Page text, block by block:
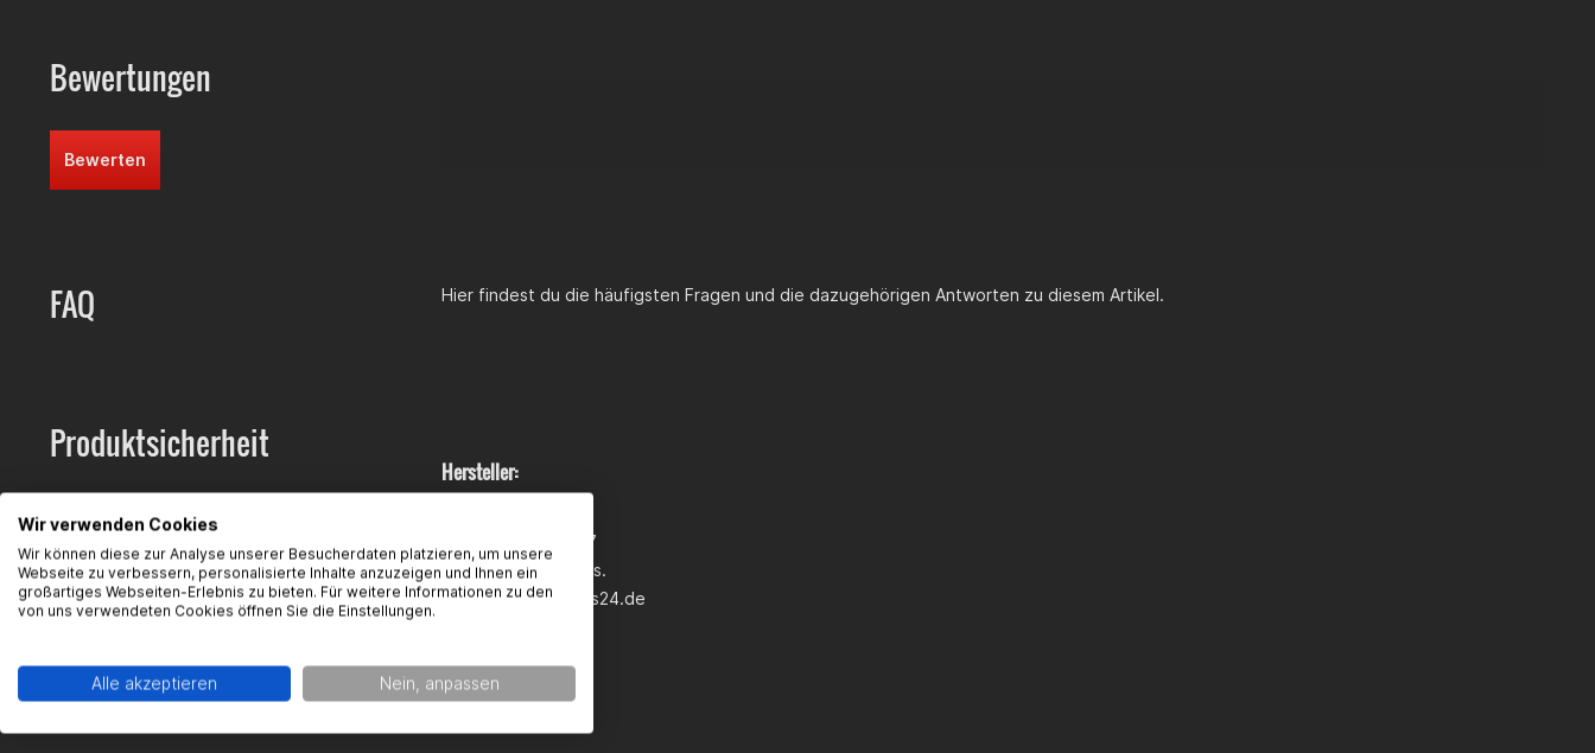
Bewertungen
Bewerten
FAQ Hier findest du die häufigsten Fragen und die dazugehörigen Antworten zu diesem Artikel.
Produktsicherheit
Hersteller:
Im Langgewann 5-7
65719 Hofheim a.Ts.
support@gearparts24.de
Wir verwenden Cookies
Wir können diese zur Analyse unserer Besucherdaten platzieren, um unsere
Webseite zu verbessern, personalisierte Inhalte anzuzeigen und Ihnen ein
großartiges Webseiten-Erlebnis zu bieten. Für weitere Informationen zu den
von uns verwendeten Cookies öffnen Sie die Einstellungen.
Alle akzeptieren Nein, anpassen